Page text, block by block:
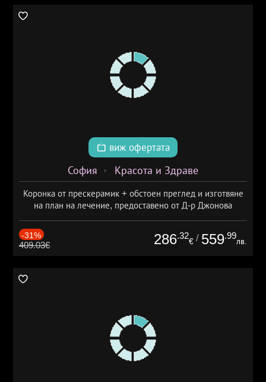
виж офертата
София Красота и Здраве
Коронка от прескерамик + обстоен преглед и изготвяне
на план на лечение, предоставено от Д-р Джонова
-31%
409.03€ 286.32
€ / 559.99
лв.